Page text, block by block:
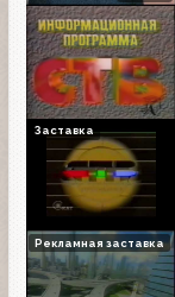
Заставка
Рекламная заставка